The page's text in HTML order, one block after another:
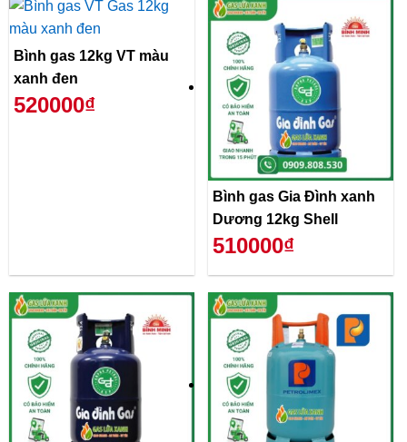
Bình gas 12kg VT màu
xanh đen
520000₫
Bình gas Gia Đình xanh
Dương 12kg Shell
510000₫